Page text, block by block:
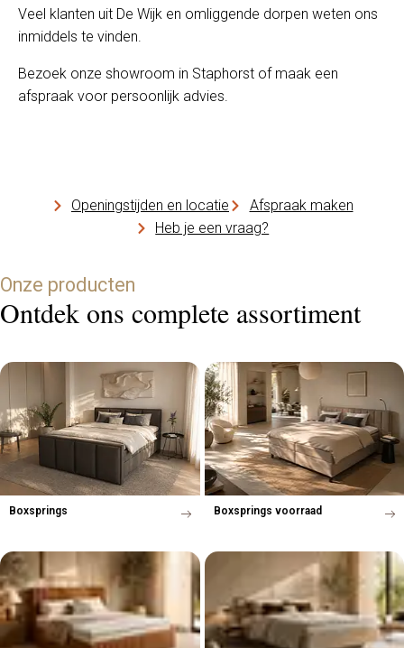
Veel klanten uit De Wijk en omliggende dorpen weten ons
inmiddels te vinden.
Bezoek onze showroom in Staphorst of maak een
afspraak voor persoonlijk advies.
Openingstijden en locatie
Afspraak maken
Heb je een vraag?
Onze producten
Ontdek ons complete assortiment
Boxsprings Boxsprings voorraad